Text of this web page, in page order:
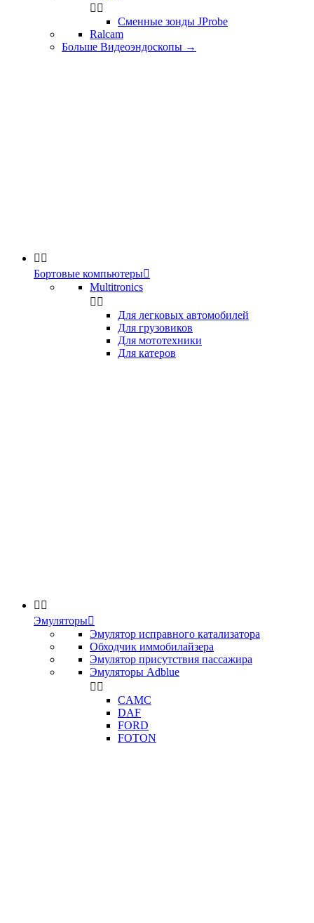
 
Сменные зонды JProbe
Ralcam
Больше Видеоэндоскопы →
 
Бортовые компьютеры
Multitronics
 
Для легковых автомобилей
Для грузовиков
Для мототехники
Для катеров
 
Эмуляторы
Эмулятор исправного катализатора
Обходчик иммобилайзера
Эмулятор присутствия пассажира
Эмуляторы Adblue
 
CAMC
DAF
FORD
FOTON